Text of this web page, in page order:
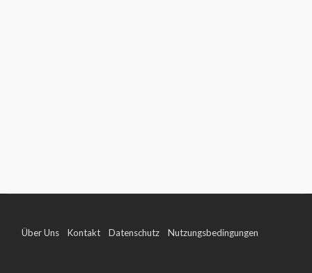
Über Uns Kontakt Datenschutz Nutzungsbedingungen